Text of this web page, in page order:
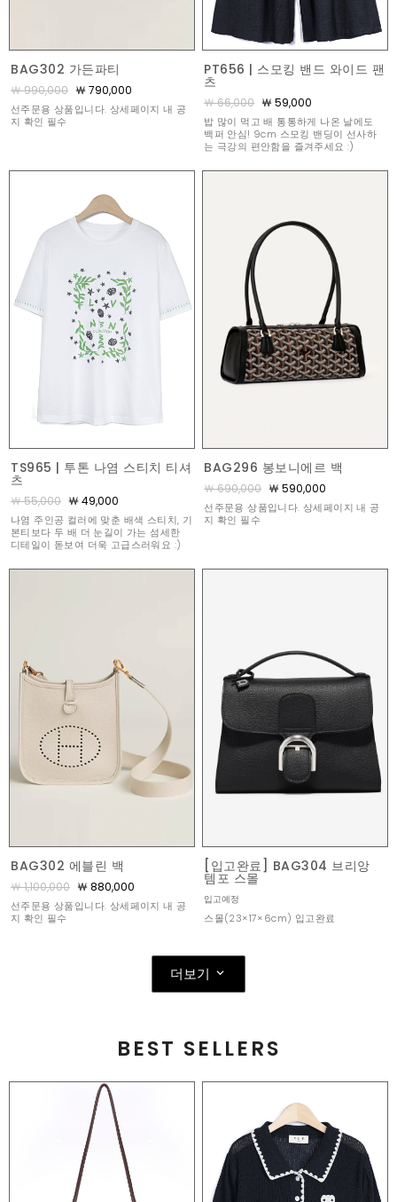
BAG302 가든파티
￦ 990,000 ￦ 790,000
선주문용 상품입니다. 상세페이지 내 공
지 확인 필수
PT656 | 스모킹 밴드 와이드 팬
츠
￦ 66,000 ￦ 59,000
밥 많이 먹고 배 통통하게 나온 날에도
백퍼 안심! 9cm 스모킹 밴딩이 선사하
는 극강의 편안함을 즐겨주세요 :)
TS965 | 투톤 나염 스티치 티셔
츠
￦ 55,000 ￦ 49,000
나염 주인공 컬러에 맞춘 배색 스티치, 기
본티보다 두 배 더 눈길이 가는 섬세한
디테일이 돋보여 더욱 고급스러워요 :)
BAG296 봉보니에르 백
￦ 690,000 ￦ 590,000
선주문용 상품입니다. 상세페이지 내 공
지 확인 필수
BAG302 에블린 백
￦ 1,100,000 ￦ 880,000
선주문용 상품입니다. 상세페이지 내 공
지 확인 필수
[입고완료] BAG304 브리앙
템포 스몰
입고예정
스몰(23×17×6cm) 입고완료
더보기
BEST SELLERS